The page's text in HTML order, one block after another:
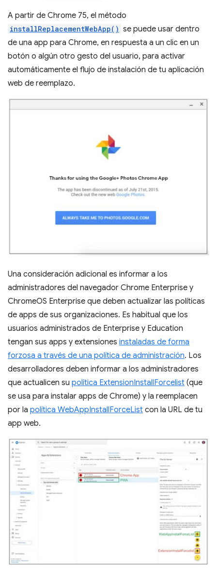
A partir de Chrome 75, el método
installReplacementWebApp() se puede usar dentro
de una app para Chrome, en respuesta a un clic en un
botón o algún otro gesto del usuario, para activar
automáticamente el flujo de instalación de tu aplicación
web de reemplazo.
Una consideración adicional es informar a los
administradores del navegador Chrome Enterprise y
ChromeOS Enterprise que deben actualizar las políticas
de apps de sus organizaciones. Es habitual que los
usuarios administrados de Enterprise y Education
tengan sus apps y extensiones instaladas de forma
forzosa a través de una política de administración. Los
desarrolladores deben informar a los administradores
que actualicen su política ExtensionInstallForcelist (que
se usa para instalar apps de Chrome) y la reemplacen
por la política WebAppInstallForceList con la URL de tu
app web.